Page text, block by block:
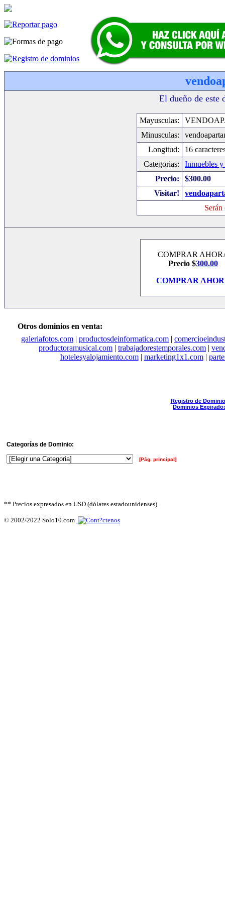
El dueño de este
Mayusculas:
Minusculas:
Longitud:
16
Categorias:
Inmuebles y
Precio:
$300.00
Visitar!
Serán
COMPRAR
Precio $300.00
COMPRAR
Otros dominios en venta:
galeriafotos.com | productosdeinformatica.com |
productoramusical.com | trabajadorestemporales.com |
hotelesyalojamiento.com| marketing1x1.com|
Registro de
Dominios
Categorías de Dominio:
[Pág. principal]
** Precios expresados en USD (dólares estadounidenses)
© 2002/2022 Solo10.com